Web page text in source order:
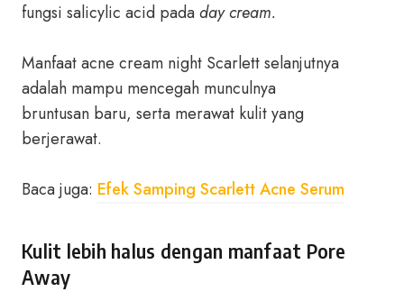
fungsi salicylic acid padaday cream.
Manfaat acne cream night Scarlett selanjutnya
adalah mampu mencegah munculnya
bruntusan baru, serta merawat kulit yang
berjerawat.
Baca juga: Efek Samping Scarlett Acne Serum
Kulit lebih halus dengan manfaat Pore
Away